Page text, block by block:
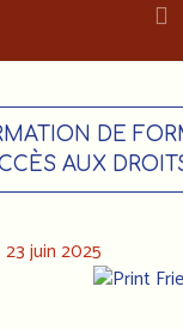
DE
AUX
juin 2025